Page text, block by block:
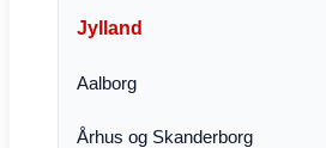
Jylland
Aalborg
Århus og Skanderborg